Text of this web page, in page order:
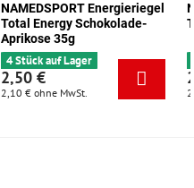
NAMEDSPORT Energieriegel
Total Energy Schokolade-
Aprikose 35g
4 Stück auf Lager
2,50 €
2,10 € ohne MwSt.